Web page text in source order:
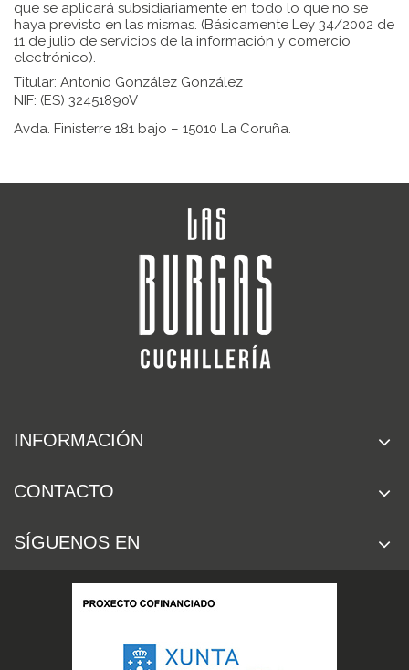
que se aplicará subsidiariamente en todo lo que no se
haya previsto en las mismas. (Básicamente Ley 34/2002 de
11 de julio de servicios de la información y comercio
electrónico).
Titular: Antonio González González
NIF: (ES) 32451890V
Avda. Finisterre 181 bajo – 15010 La Coruña.
INFORMACIÓN
CONTACTO
SÍGUENOS EN